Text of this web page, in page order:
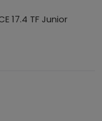
17.4 TF Junior